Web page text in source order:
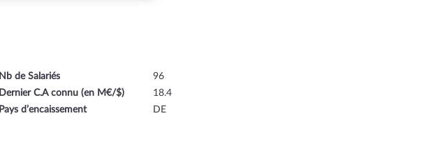
Nb de Salariés
96
Dernier C.A connu (en M€/$)
18.4
Pays d’encaissement
DE